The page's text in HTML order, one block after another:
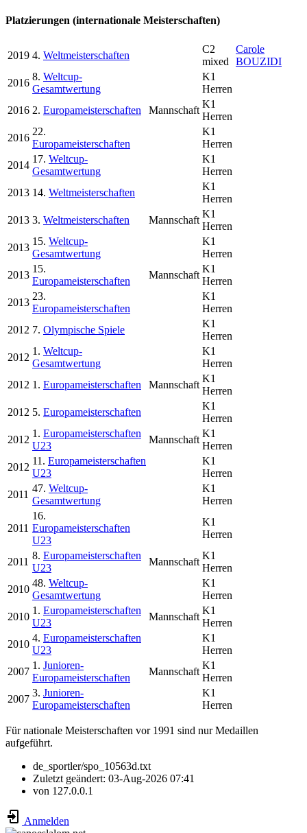
Platzierungen (internationale Meisterschaften)
2019 4. Weltmeisterschaften
C2
mixed
Carole
BOUZIDI
2016
8. Weltcup-
Gesamtwertung
K1
Herren
2016 2. Europameisterschaften Mannschaft
K1
Herren
2016
22.
Europameisterschaften
K1
Herren
2014
17. Weltcup-
Gesamtwertung
K1
Herren
2013 14. Weltmeisterschaften
K1
Herren
2013 3. Weltmeisterschaften Mannschaft
K1
Herren
2013
15. Weltcup-
Gesamtwertung
K1
Herren
2013
15.
Europameisterschaften
Mannschaft
K1
Herren
2013
23.
Europameisterschaften
K1
Herren
2012 7. Olympische Spiele
K1
Herren
2012
1. Weltcup-
Gesamtwertung
K1
Herren
2012 1. Europameisterschaften Mannschaft
K1
Herren
2012 5. Europameisterschaften
K1
Herren
2012
1. Europameisterschaften
U23
Mannschaft
K1
Herren
2012
11. Europameisterschaften
U23
K1
Herren
2011
47. Weltcup-
Gesamtwertung
K1
Herren
2011
16.
Europameisterschaften
U23
K1
Herren
2011
8. Europameisterschaften
U23
Mannschaft
K1
Herren
2010
48. Weltcup-
Gesamtwertung
K1
Herren
2010
1. Europameisterschaften
U23
Mannschaft
K1
Herren
2010
4. Europameisterschaften
U23
K1
Herren
2007
1. Junioren-
Europameisterschaften
Mannschaft
K1
Herren
2007
3. Junioren-
Europameisterschaften
K1
Herren
Für nationale Meisterschaften vor 1991 sind nur Medaillen
aufgeführt.
de_sportler/spo_10563d.txt
Zuletzt geändert: 03-Aug-2026 07:41
von 127.0.0.1
Anmelden